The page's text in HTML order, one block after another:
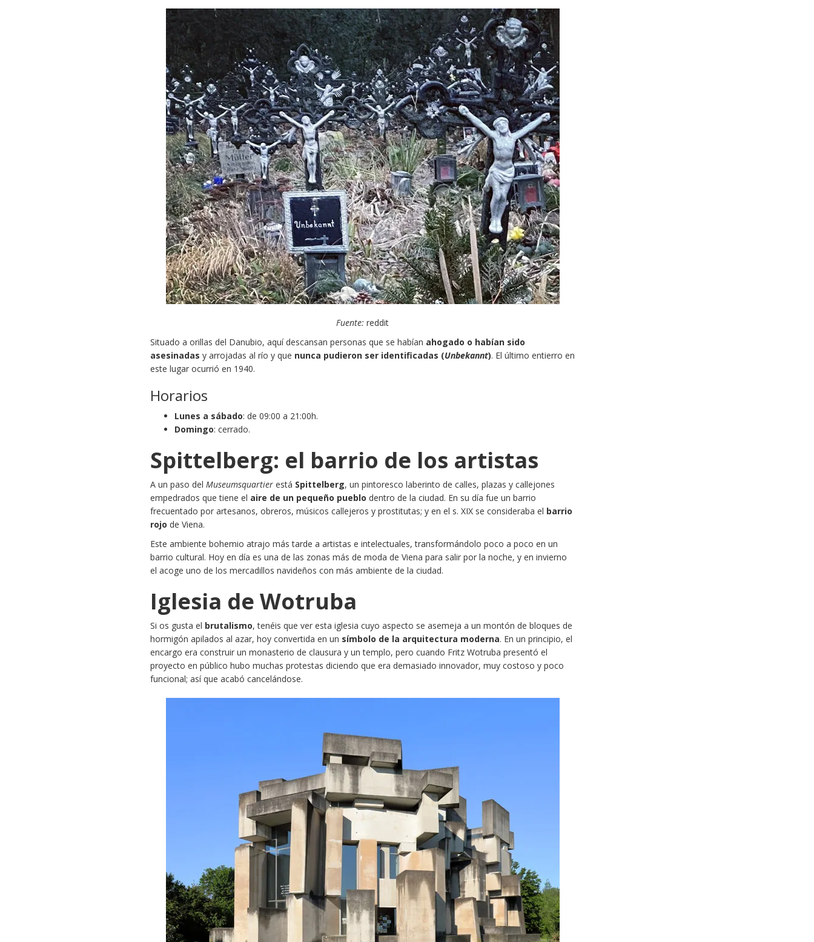
Fuente: reddit
Situado a orillas del Danubio, aquí descansan personas que se habían ahogado o habían sido
asesinadas y arrojadas al río y que nunca pudieron ser identificadas (Unbekannt). El último entierro en
este lugar ocurrió en 1940.
Horarios
Lunes a sábado: de 09:00 a 21:00h.
Domingo: cerrado.
Spittelberg: el barrio de los artistas
A un paso delMuseumsquartier está Spittelberg, un pintoresco laberinto de calles, plazas y callejones
empedrados que tiene el aire de un pequeño pueblo dentro de la ciudad. En su día fue un barrio
frecuentado por artesanos, obreros, músicos callejeros y prostitutas; y en el s. XIX se consideraba el barrio
rojo de Viena.
Este ambiente bohemio atrajo más tarde a artistas e intelectuales, transformándolo poco a poco en un
barrio cultural. Hoy en día es una de las zonas más de moda de Viena para salir por la noche, y en invierno
el acoge uno de los mercadillos navideños con más ambiente de la ciudad.
Iglesia de Wotruba
Si os gusta el brutalismo, tenéis que ver esta iglesia cuyo aspecto se asemeja a un montón de bloques de
hormigón apilados al azar, hoy convertida en un símbolo de la arquitectura moderna. En un principio, el
encargo era construir un monasterio de clausura y un templo, pero cuando Fritz Wotruba presentó el
proyecto en público hubo muchas protestas diciendo que era demasiado innovador, muy costoso y poco
funcional; así que acabó cancelándose.